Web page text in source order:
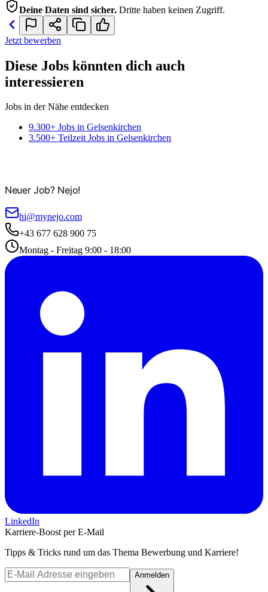
Deine Daten sind sicher. Dritte haben keinen Zugriff.
Jetzt bewerben
Diese Jobs könnten dich auch
interessieren
Jobs in der Nähe entdecken
9.300+ Jobs in Gelsenkirchen
3.500+ Teilzeit Jobs in Gelsenkirchen
Neuer Job? Nejo!
hi@mynejo.com
+43 677 628 900 75
Montag - Freitag 9:00 - 18:00
LinkedIn
Karriere-Boost per E-Mail
Tipps & Tricks rund um das Thema Bewerbung und Karriere!
Anmelden